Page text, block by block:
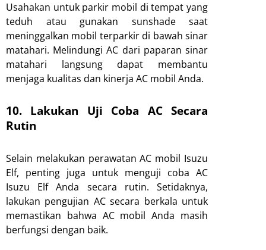
Usahakan untuk parkir mobil di tempat yang
teduh atau gunakan sunshade saat
meninggalkan mobil terparkir di bawah sinar
matahari. Melindungi AC dari paparan sinar
matahari langsung dapat membantu
menjaga kualitas dan kinerja AC mobil Anda.
10. Lakukan Uji Coba AC Secara
Rutin
Selain melakukan perawatan AC mobil Isuzu
Elf, penting juga untuk menguji coba AC
Isuzu Elf Anda secara rutin. Setidaknya,
lakukan pengujian AC secara berkala untuk
memastikan bahwa AC mobil Anda masih
berfungsi dengan baik.